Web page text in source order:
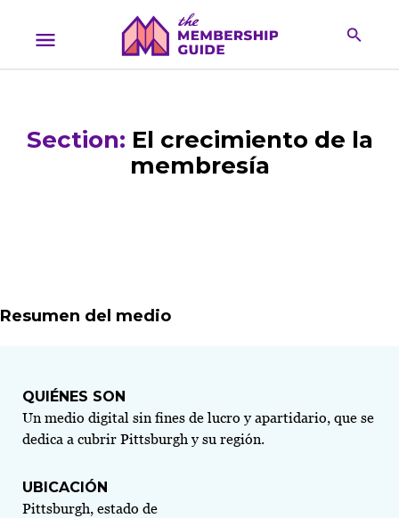
Section: El crecimiento de la
membresía
Resumen del medio
QUIÉNES SON
Un medio digital sin fines de lucro y apartidario, que se
dedica a cubrir Pittsburgh y su región.
UBICACIÓN
Pittsburgh, estado de